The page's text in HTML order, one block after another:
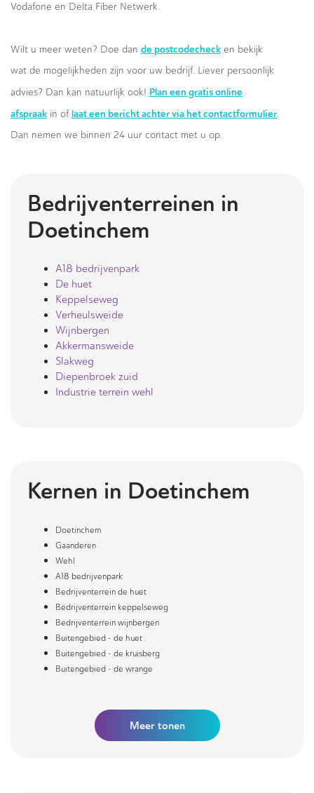
Vodafone en Delta Fiber Netwerk.
Wilt u meer weten? Doe dan de postcodecheck en bekijk
wat de mogelijkheden zijn voor uw bedrijf. Liever persoonlijk
advies? Dan kan natuurlijk ook! Plan een gratis online
afspraak in of laat een bericht achter via het contactformulier.
Dan nemen we binnen 24 uur contact met u op.
Bedrijventerreinen in
Doetinchem
A18 bedrijvenpark
De huet
Keppelseweg
Verheulsweide
Wijnbergen
Akkermansweide
Slakweg
Diepenbroek zuid
Industrie terrein wehl
Kernen in Doetinchem
Doetinchem
Gaanderen
Wehl
A18 bedrijvenpark
Bedrijventerrein de huet
Bedrijventerrein keppelseweg
Bedrijventerrein wijnbergen
Buitengebied - de huet
Buitengebied - de kruisberg
Buitengebied - de wrange
Meertonen